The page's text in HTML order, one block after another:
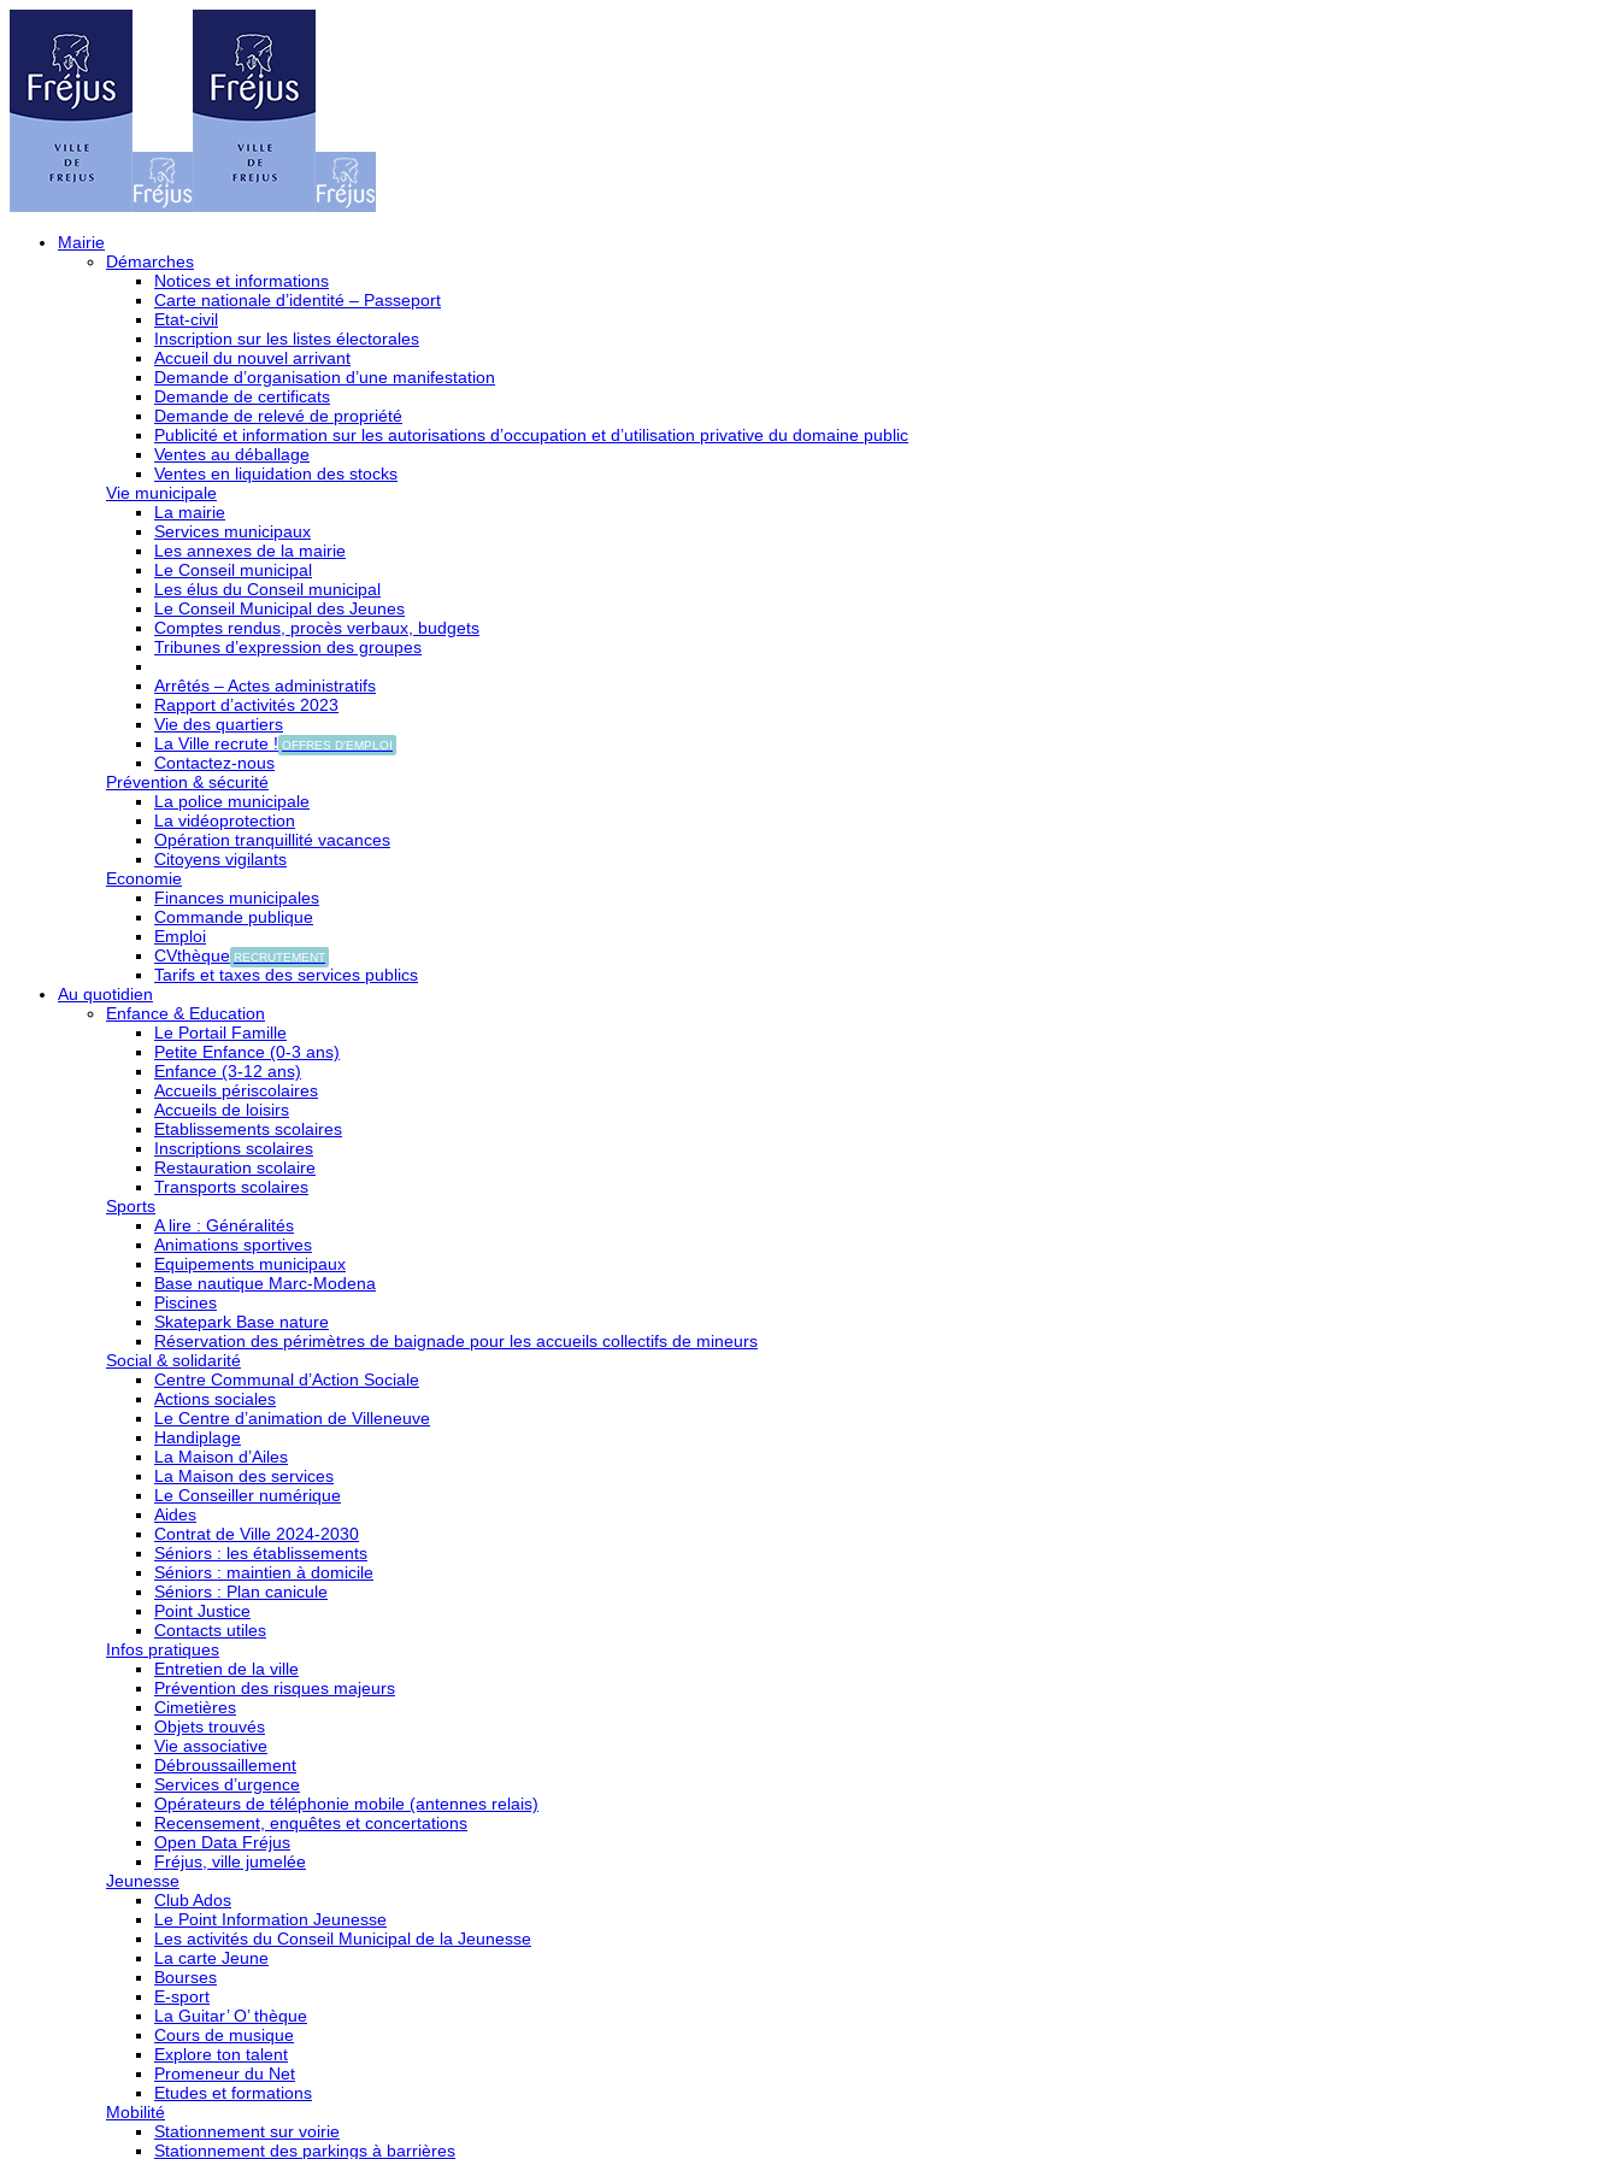
Mairie
Démarches
Notices et informations
Carte nationale d’identité – Passeport
Etat-civil
Inscription sur les listes électorales
Accueil du nouvel arrivant
Demande d’organisation d’une manifestation
Demande de certificats
Demande de relevé de propriété
Publicité et information sur les autorisations d’occupation et d’utilisation privative du domaine public
Ventes au déballage
Ventes en liquidation des stocks
Vie municipale
La mairie
Services municipaux
Les annexes de la mairie
Le Conseil municipal
Les élus du Conseil municipal
Le Conseil Municipal des Jeunes
Comptes rendus, procès verbaux, budgets
Tribunes d’expression des groupes
Arrêtés – Actes administratifs
Rapport d’activités 2023
Vie des quartiers
La Ville recrute ! OFFRES D'EMPLOI
Contactez-nous
Prévention & sécurité
La police municipale
La vidéoprotection
Opération tranquillité vacances
Citoyens vigilants
Economie
Finances municipales
Commande publique
Emploi
CVthèque RECRUTEMENT
Tarifs et taxes des services publics
Au quotidien
Enfance & Education
Le Portail Famille
Petite Enfance (0-3 ans)
Enfance (3-12 ans)
Accueils périscolaires
Accueils de loisirs
Etablissements scolaires
Inscriptions scolaires
Restauration scolaire
Transports scolaires
Sports
A lire : Généralités
Animations sportives
Equipements municipaux
Base nautique Marc-Modena
Piscines
Skatepark Base nature
Réservation des périmètres de baignade pour les accueils collectifs de mineurs
Social & solidarité
Centre Communal d’Action Sociale
Actions sociales
Le Centre d’animation de Villeneuve
Handiplage
La Maison d’Ailes
La Maison des services
Le Conseiller numérique
Aides
Contrat de Ville 2024-2030
Séniors : les établissements
Séniors : maintien à domicile
Séniors : Plan canicule
Point Justice
Contacts utiles
Infos pratiques
Entretien de la ville
Prévention des risques majeurs
Cimetières
Objets trouvés
Vie associative
Débroussaillement
Services d’urgence
Opérateurs de téléphonie mobile (antennes relais)
Recensement, enquêtes et concertations
Open Data Fréjus
Fréjus, ville jumelée
Jeunesse
Club Ados
Le Point Information Jeunesse
Les activités du Conseil Municipal de la Jeunesse
La carte Jeune
Bourses
E-sport
La Guitar’ O’ thèque
Cours de musique
Explore ton talent
Promeneur du Net
Etudes et formations
Mobilité
Stationnement sur voirie
Stationnement des parkings à barrières